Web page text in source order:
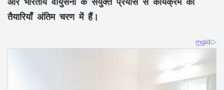
तैयारियाँ अंतिम चरण में हैं।